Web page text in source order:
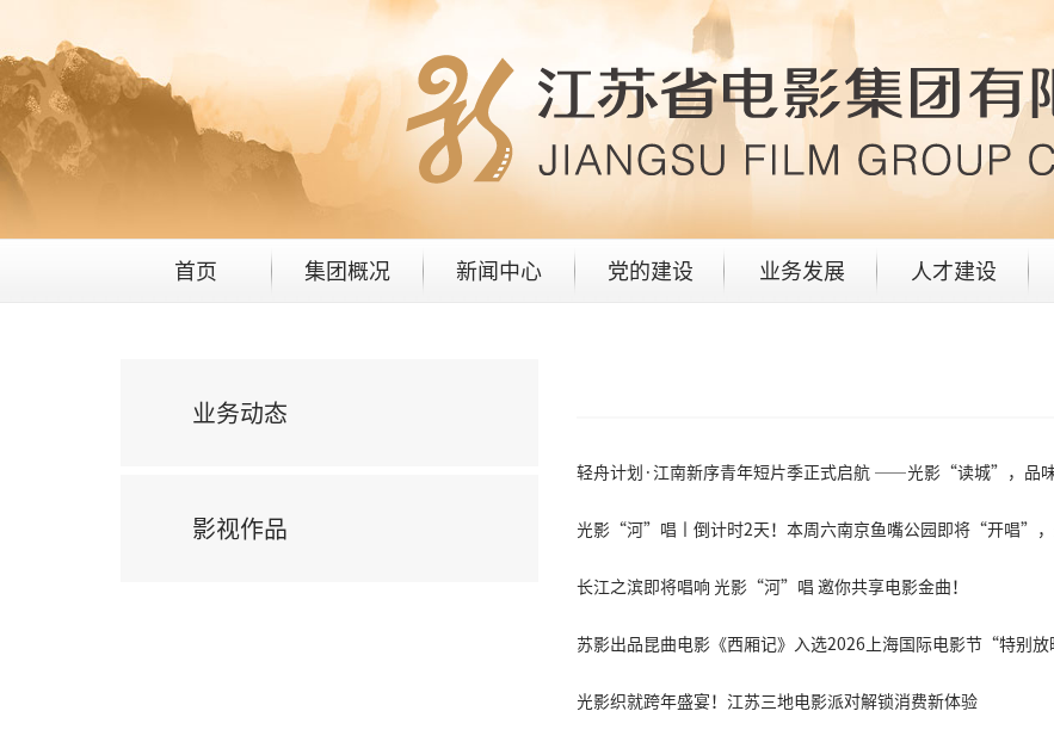
首页 集团概况 新闻中心 党的建设 业务发展 人才建设
业务动态
影视作品
轻舟计划·江南新序青年短片季正式启航 ——光影“读城”，品
长江之滨即将唱响 光影“河”唱 邀你共享电影金曲！
苏影出品昆曲电影《西厢记》入选2026上海国际电影节“特别
光影织就跨年盛宴！江苏三地电影派对解锁消费新体验